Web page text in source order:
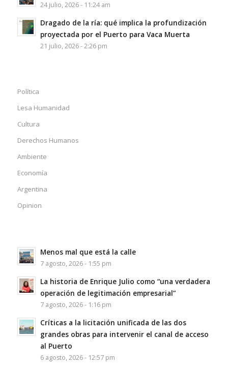
24 julio, 2026 - 11:24 am
Dragado de la ría: qué implica la profundización
proyectada por el Puerto para Vaca Muerta
21 julio, 2026 - 2:26 pm
Política
Lesa Humanidad
Cultura
Derechos Humanos
Ambiente
Economía
Argentina
Opinion
Menos mal que está la calle
7 agosto, 2026 - 1:55 pm
La historia de Enrique Julio como “una verdadera
operación de legitimación empresarial”
7 agosto, 2026 - 1:16 pm
Críticas a la licitación unificada de las dos
grandes obras para intervenir el canal de acceso
al Puerto
6 agosto, 2026 - 12:57 pm